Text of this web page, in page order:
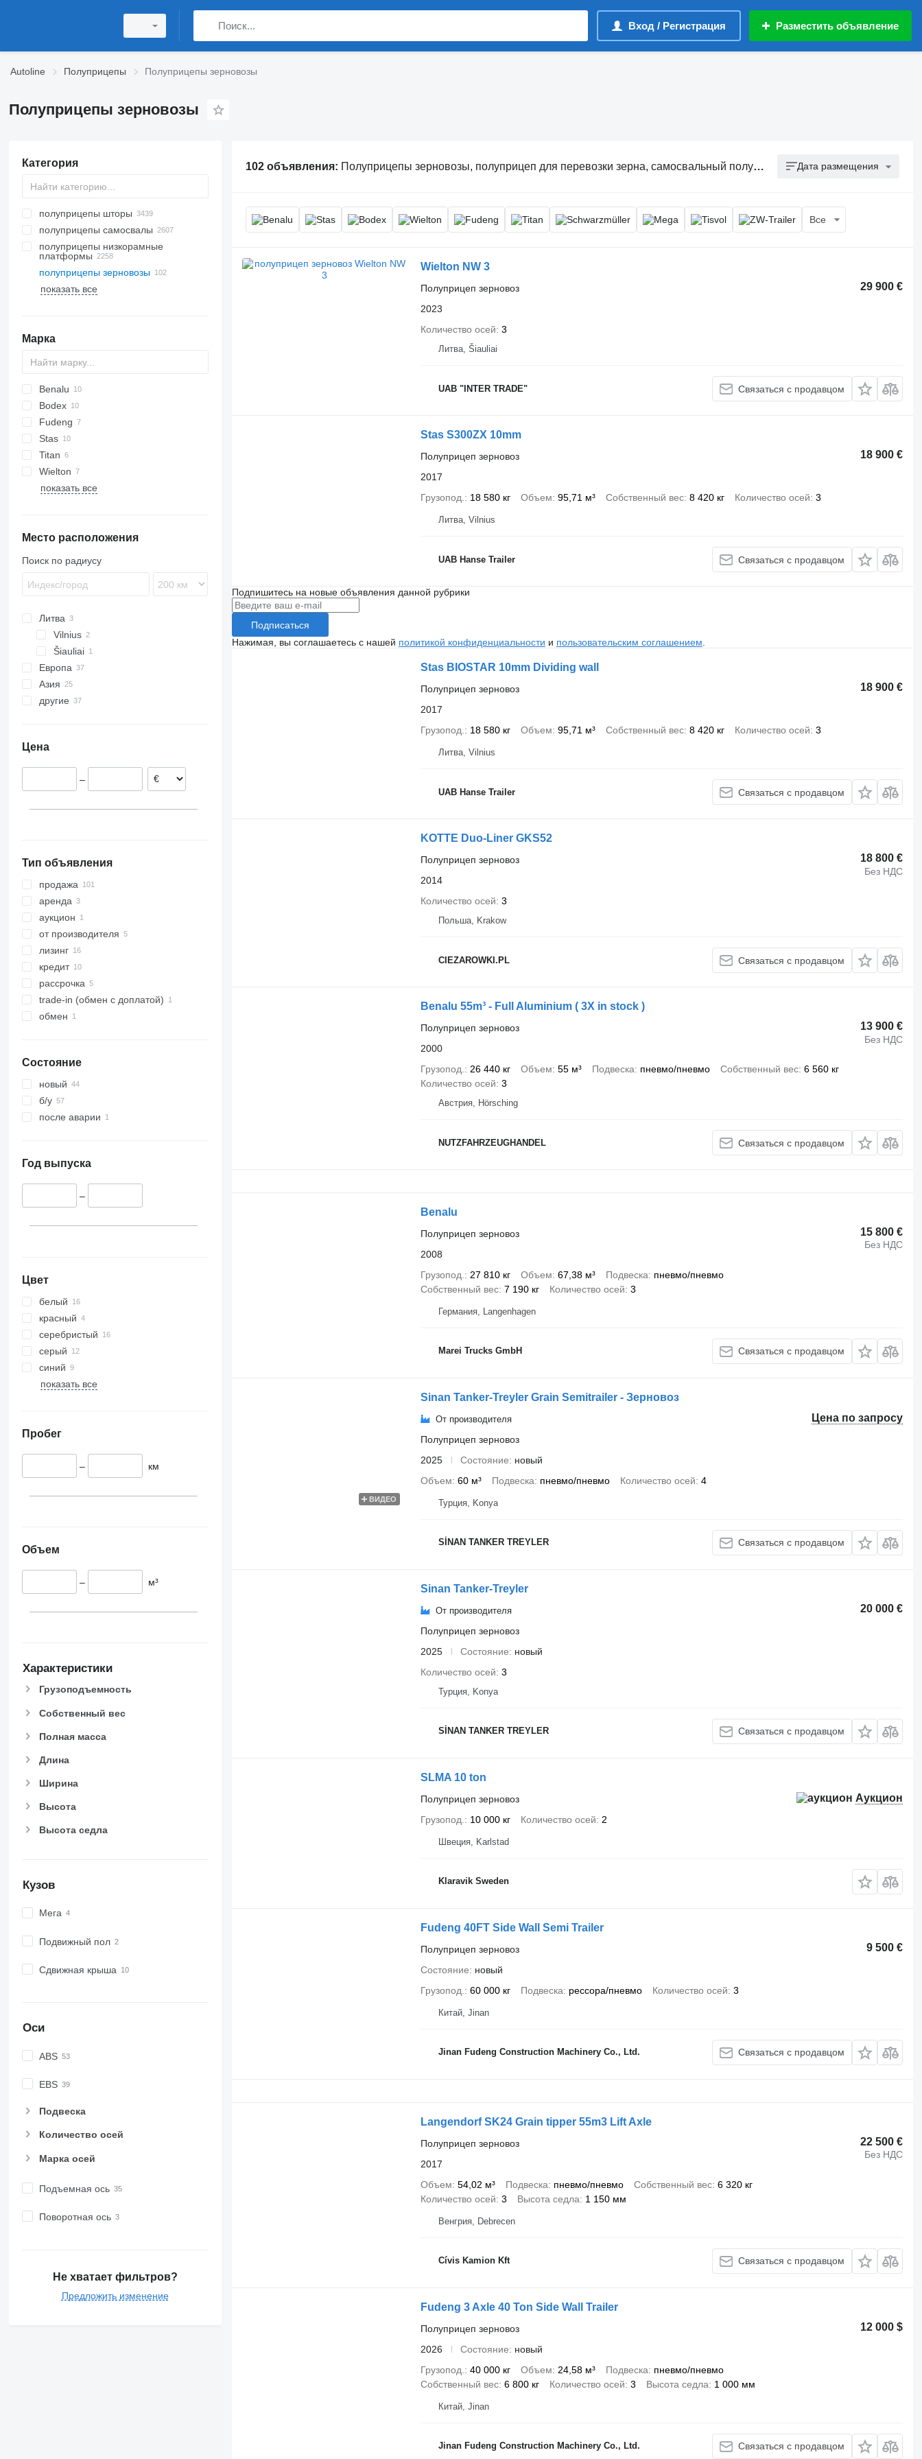
Вход / Регистрация Разместить объявление
Autoline Полуприцепы Полуприцепы зерновозы
Полуприцепы зерновозы
Категория
полуприцепы шторы
полуприцепы самосвалы
полуприцепы низкорамные
платформы
полуприцепы зерновозы
показать все
Марка
Benalu
C-series
Optiliner
T-series
Bodex
KIS
CHKS
DHKS
Fudeng
S-series
SK
MNL
RHKS
Stas
S-series
Titan
Wielton
NW
показать все
Место расположения
Поиск по радиусу
Литва
Vilnius
Šiauliai
Европа
Германия
Венгрия
Франция
Нидерланды
Азия
Китай
другие
Цена
–
Тип объявления
продажа
аренда
аукцион
от производителя
лизинг
кредит
рассрочка
trade-in (обмен с доплатой)
обмен
Состояние
новый
б/у
после аварии
Год выпуска
–
Цвет
белый
красный
серебристый
серый
синий
показать все
Пробег
– км
Объем
– м³
Характеристики
Грузоподъемность
Собственный вес
Полная масса
Длина
Ширина
Высота
Высота седла
Кузов
Мега
Подвижный пол
Сдвижная крыша
Оси
ABS
EBS
Подвеска
Количество осей
Марка осей
Подъемная ось
Поворотная ось
Не хватает фильтров?
Предложить изменение
102 объявления: Полуприцепы зерновозы, полуприцеп для перевозки зерна, самосвальный полуприцеп зерновоз, полуприцеп зерновоз самосвал Дата размещения
Все
Wielton NW 3
29 900 €
Полуприцеп зерновоз
2023
Количество осей 3
Литва, Šiauliai
UAB "INTER TRADE" Связаться с продавцом
Stas S300ZX 10mm
18 900 €
Полуприцеп зерновоз
2017
Грузопод.
18 580 кг Объем 95,71 м³ Собственный вес 8 420 кг Количество осей 3
Литва, Vilnius
UAB Hanse Trailer Связаться с продавцом
Подпишитесь на новые объявления данной рубрики
Подписаться
Нажимая, вы соглашаетесь с нашей политикой конфиденциальности и пользовательским соглашением
Stas BIOSTAR 10mm Dividing wall
18 900 €
Полуприцеп зерновоз
2017
Грузопод.
18 580 кг Объем 95,71 м³ Собственный вес 8 420 кг Количество осей 3
Литва, Vilnius
UAB Hanse Trailer Связаться с продавцом
KOTTE Duo-Liner GKS52
18 800 €
Без НДС
Полуприцеп зерновоз
2014
Количество осей 3
Польша, Krakow
CIEZAROWKI.PL Связаться с продавцом
Benalu 55m³ - Full Aluminium ( 3X in stock )
13 900 €
Без НДС
Полуприцеп зерновоз
2000
Грузопод.
26 440 кг Объем 55 м³ Подвеска пневмо/пневмо Собственный вес 6 560 кг
Количество осей 3
Австрия, Hörsching
NUTZFAHRZEUGHANDEL Связаться с продавцом
Benalu
15 800 €
Без НДС
Полуприцеп зерновоз
2008
Грузопод.
27 810 кг Объем 67,38 м³ Подвеска
пневмо/пневмо
Собственный вес 7 190 кг Количество осей 3
Германия, Langenhagen
Marei Trucks GmbH Связаться с продавцом
ВИДЕО
Sinan Tanker-Treyler Grain Semitrailer - Зерновоз
Цена по запросу
От производителя
Полуприцеп зерновоз
2025
Состояние
новый
Объем 60 м³ Подвеска пневмо/пневмо Количество осей 4
Турция, Konya
SİNAN TANKER TREYLER Связаться с продавцом
Sinan Tanker-Treyler
20 000 €
От производителя
Полуприцеп зерновоз
2025
Состояние
новый
Количество осей 3
Турция, Konya
SİNAN TANKER TREYLER Связаться с продавцом
SLMA 10 ton
Аукцион
Полуприцеп зерновоз
Грузопод.
10 000 кг Количество осей 2
Швеция, Karlstad
Klaravik Sweden
Fudeng 40FT Side Wall Semi Trailer
9 500 €
Полуприцеп зерновоз
Состояние
новый
Грузопод.
60 000 кг Подвеска рессора/пневмо Количество осей 3
Китай, Jinan
Jinan Fudeng Construction Machinery Co., Ltd. Связаться с продавцом
Langendorf SK24 Grain tipper 55m3 Lift Axle
22 500 €
Без НДС
Полуприцеп зерновоз
2017
Объем 54,02 м³ Подвеска пневмо/пневмо Собственный вес 6 320 кг
Количество осей 3 Высота седла 1 150 мм
Венгрия, Debrecen
Cívis Kamion Kft Связаться с продавцом
Fudeng 3 Axle 40 Ton Side Wall Trailer
12 000 $
Полуприцеп зерновоз
2026
Состояние
новый
Грузопод.
40 000 кг Объем 24,58 м³ Подвеска
пневмо/пневмо
Собственный вес 6 800 кг Количество осей 3 Высота седла 1 000 мм
Китай, Jinan
Jinan Fudeng Construction Machinery Co., Ltd. Связаться с продавцом